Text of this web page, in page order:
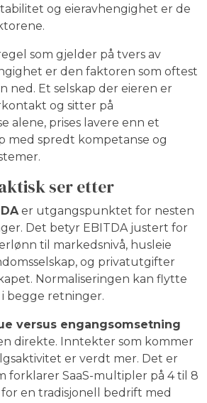
og eieravhengighet er de
som gjelder på tvers av
er den faktoren som oftest
Et selskap der eieren er
og sitter på
alene, prises lavere enn et
med spredt kompetanse og
ser etter
er utgangspunktet for nesten
Det betyr EBITDA justert for
til markedsnivå, husleie
og privatutgifter
Normaliseringen kan flytte
begge retninger.
versus engangsomsetning
direkte. Inntekter som kommer
er verdt mer. Det er
forklarer SaaS-multipler på 4 til 8
en tradisjonell bedrift med